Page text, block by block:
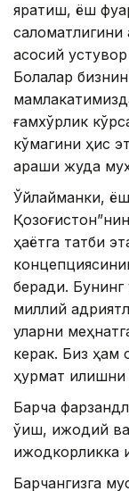
яратиш, ёш
асосий
Болалар
ғамхўрлик
кўмагини ҳис
қараши жуда
Ўйлайманки,
ҳаётга татбиқ
беради.
миллий
уларни
керак. Биз ҳам
ҳурмат
Барча
ўқиш, ижодий
ижодкорликка
Барчангизга